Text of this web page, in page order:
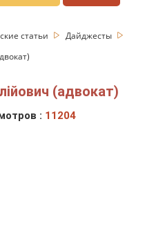
статьи
Дайджесты
(адвокат)
: 11204